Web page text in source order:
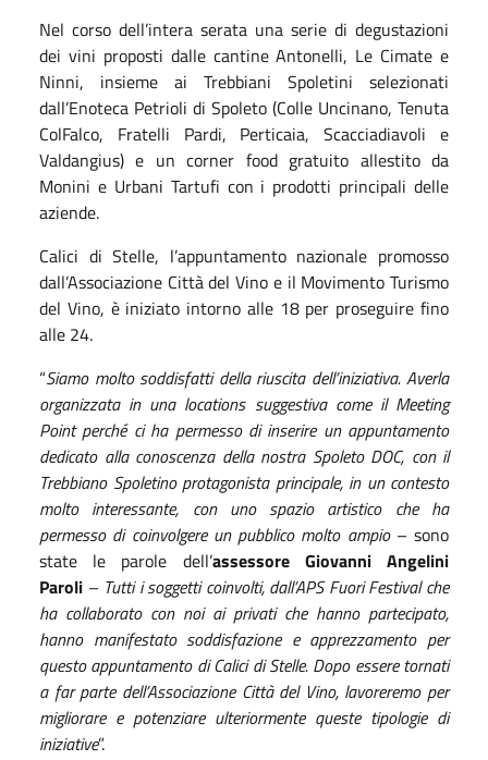
Nel corso dell’intera serata una serie di degustazioni
dei vini proposti dalle cantine Antonelli, Le Cimate e
Ninni, insieme ai Trebbiani Spoletini selezionati
dall’Enoteca Petrioli di Spoleto (Colle Uncinano, Tenuta
ColFalco, Fratelli Pardi, Perticaia, Scacciadiavoli e
Valdangius) e un corner food gratuito allestito da
Monini e Urbani Tartufi con i prodotti principali delle
aziende.
Calici di Stelle, l’appuntamento nazionale promosso
dall’Associazione Città del Vino e il Movimento Turismo
del Vino, è iniziato intorno alle 18 per proseguire fino
alle 24.
“Siamo molto soddisfatti della riuscita dell’iniziativa. Averla
organizzata in una locations suggestiva come il Meeting
Point perché ci ha permesso di inserire un appuntamento
dedicato alla conoscenza della nostra Spoleto DOC, con il
Trebbiano Spoletino protagonista principale, in un contesto
molto interessante, con uno spazio artistico che ha
permesso di coinvolgere un pubblico molto ampio– sono
state le parole dell’assessore Giovanni Angelini
Paroli – Tutti i soggetti coinvolti, dall’APS Fuori Festival che
ha collaborato con noi ai privati che hanno partecipato,
hanno manifestato soddisfazione e apprezzamento per
questo appuntamento di Calici di Stelle. Dopo essere tornati
a far parte dell’Associazione Città del Vino, lavoreremo per
migliorare e potenziare ulteriormente queste tipologie di
iniziative”.